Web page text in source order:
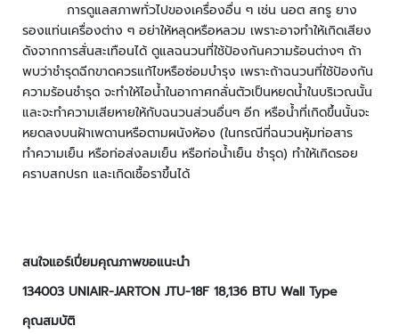
เ
ว
ล
า
ทำ
ง
า
น
แ
ว
คุ
ม
การดูแลสภาพทั่วไปของเครื่องอื่น ๆ เช่น นอต สกรู ยาง
รองแท่นเครื่องต่าง ๆ อย่าให้หลุดหรือหลวม เพราะอาจทำให้เกิดเสียง
ดังจากการสั่นสะเทือนได้ ดูแลฉนวนที่ใช้ป้องกันความร้อนต่างๆ ถ้า
พบว่าชำรุดฉีกขาดควรแก้ไขหรือซ่อมบำรุง เพราะถ้าฉนวนที่ใช้ป้องกัน
ความร้อนชำรุด จะทำให้ไอน้ำในอากาศกลั่นตัวเป็นหยดน้ำในบริเวณนั้น
และจะทำความเสียหายให้กับฉนวนส่วนอื่นๆ อีก หรือน้ำที่เกิดขึ้นนั้นจะ
หยดลงบนฝ้าเพดานหรือตามผนังห้อง (ในกรณีที่ฉนวนหุ้มท่อสาร
ทำความเย็น หรือท่อส่งลมเย็น หรือท่อน้ำเย็น ชำรุด) ทำให้เกิดรอย
คราบสกปรก และเกิดเชื้อราขึ้นได้
สนใจแอร์เปี่ยมคุณภาพขอแนะนำ
134003 UNIAIR-JARTON JTU-18F 18,136 BTU Wall Type
คุณสมบัติ